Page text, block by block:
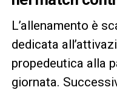
L’allenamento è
dedicata
propedeutica alla
giornata.